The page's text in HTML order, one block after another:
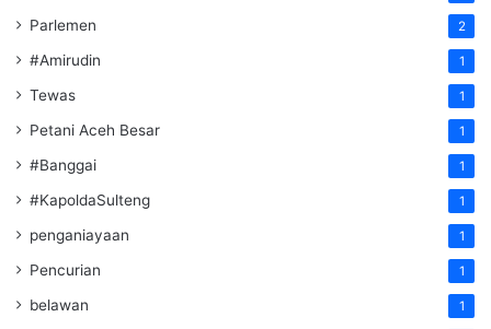
Parlemen 2
#Amirudin 1
Tewas 1
Petani Aceh Besar 1
#Banggai 1
#KapoldaSulteng 1
penganiayaan 1
Pencurian 1
belawan 1